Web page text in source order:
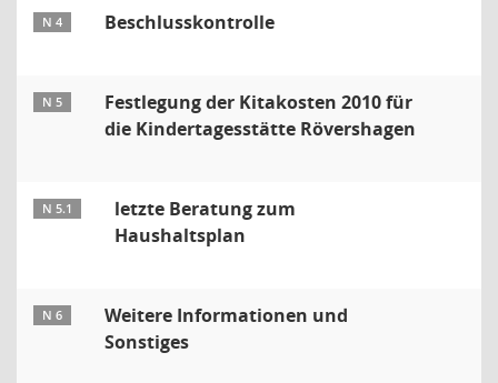
N 4 Beschlusskontrolle
N 5
Festlegung der Kitakosten 2010 für
die Kindertagesstätte Rövershagen
N 5.1
letzte Beratung zum
Haushaltsplan
N 6
Weitere Informationen und
Sonstiges